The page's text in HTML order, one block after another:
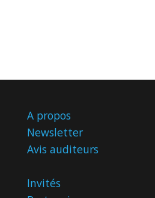
A propos
Newsletter
Avis auditeurs
Invités